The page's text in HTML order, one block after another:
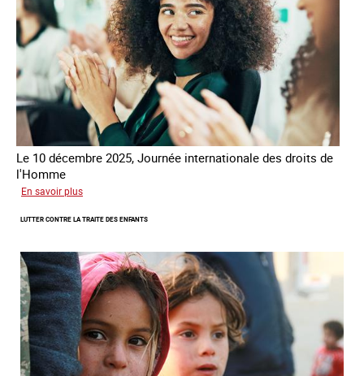
Le 10 décembre 2025, Journée internationale des droits de
l'Homme
En savoir plus
du
des
droits
de
l’Homme
de
la
République
française
LUTTER CONTRE LA TRAITE DES ENFANTS